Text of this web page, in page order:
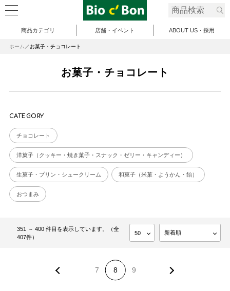
商品カテゴリ 店舗・イベント ABOUT US・採用
ホーム お菓子・チョコレート
お菓子・チョコレート
CATEGORY
チョコレート
洋菓子（クッキー・焼き菓子・スナック・ゼリー・キャンディー）
生菓子・プリン・シュークリーム 和菓子（米菓・ようかん・飴）
おつまみ
351 ～ 400 件目を表示しています。（全
407件）
7 8 9